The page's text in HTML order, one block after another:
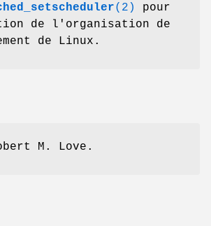
(2)
pour
de l'organisation de
de Linux.
M. Love.